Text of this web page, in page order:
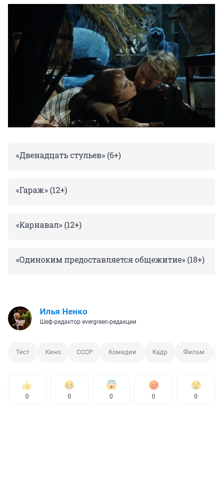
«Двенадцать стульев» (6+)
«Гараж» (12+)
«Карнавал» (12+)
«Одиноким предоставляется общежитие» (18+)
Илья Ненко
Шеф-редактор evergreen-редакции
Тест Кино СССР Комедии Кадр Фильм
0 0 0 0 0